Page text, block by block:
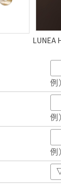
LUNEA
例